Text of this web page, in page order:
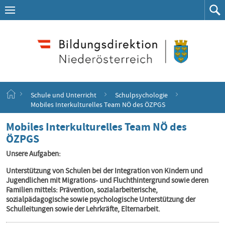
Zum
Inhalt
Navigation
Navigation
aufklappen
Zum
S
a
t
s
e
t
e
Schule und Unterricht
Schulpsychologie
Mobiles Interkulturelles Team NÖ des ÖZPGS
Mobiles Interkulturelles Team NÖ des
ÖZPGS
Unsere Aufgaben:
Unterstützung von Schulen bei der Integration von Kindern und
Jugendlichen mit Migrations- und Fluchthintergrund sowie deren
Familien mittels: Prävention, sozialarbeiterische,
sozialpädagogische sowie psychologische Unterstützung der
Schulleitungen sowie der Lehrkräfte, Elternarbeit.